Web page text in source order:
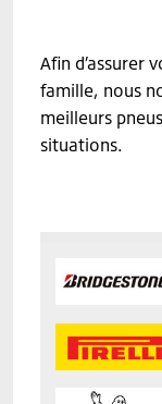
Afin d’assurer
famille, nous
meilleurs
situations.